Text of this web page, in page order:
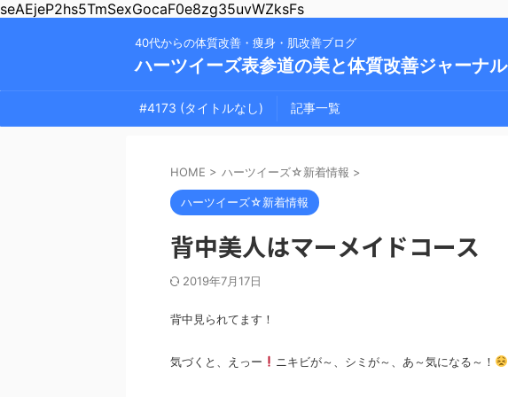
seAEjeP2hs5TmSexGocaF0e8zg35uvWZksFs
40代からの体質改善・痩身・肌改善ブログ
ハーツイーズ表参道の美と体質改善ジャーナル
#4173 (タイトルなし) 記事一覧
HOME > ハーツイーズ☆新着情報 >
ハーツイーズ☆新着情報
背中美人はマーメイドコース
2019年7月17日
背中見られてます！
気づくと、えっー ニキビが～、シミが～、あ～気になる～！